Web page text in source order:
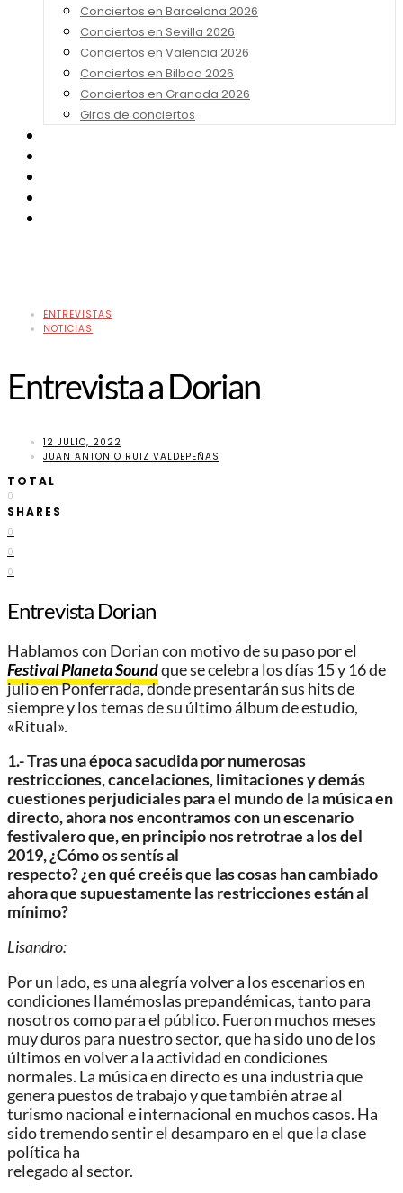
Conciertos en Barcelona 2026
Conciertos en Sevilla 2026
Conciertos en Valencia 2026
Conciertos en Bilbao 2026
Conciertos en Granada 2026
Giras de conciertos
ENTREVISTAS
NOTICIAS
Entrevista a Dorian
12 JULIO, 2022
JUAN ANTONIO RUIZ VALDEPEÑAS
TOTAL
0
SHARES
0
0
0
Entrevista Dorian
Hablamos con Dorian con motivo de su paso por el
Festival Planeta Soundque se celebra los días 15 y 16 de
julio en Ponferrada, donde presentarán sus hits de
siempre y los temas de su último álbum de estudio,
«Ritual».
1.- Tras una época sacudida por numerosas
restricciones, cancelaciones, limitaciones y demás
cuestiones perjudiciales para el mundo de la música en
directo, ahora nos encontramos con un escenario
festivalero que, en principio nos retrotrae a los del
2019, ¿Cómo os sentís al
respecto? ¿en qué creéis que las cosas han cambiado
ahora que supuestamente las restricciones están al
mínimo?
Lisandro:
Por un lado, es una alegría volver a los escenarios en
condiciones llamémoslas prepandémicas, tanto para
nosotros como para el público. Fueron muchos meses
muy duros para nuestro sector, que ha sido uno de los
últimos en volver a la actividad en condiciones
normales. La música en directo es una industria que
genera puestos de trabajo y que también atrae al
turismo nacional e internacional en muchos casos. Ha
sido tremendo sentir el desamparo en el que la clase
política ha
relegado al sector.